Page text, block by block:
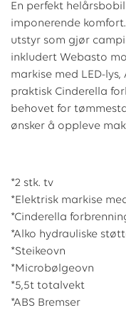
En perfekt
imponerende
utstyr som gjør
inkludert Webasto
markise med LED-
praktisk Cinderella
behovet for
ønsker å oppleve
*2 stk. tv
*Elektrisk markise
*Cinderella
*Alko hydrauliske
*Steikeovn
*Microbølgeovn
*5,5t totalvekt
*ABS Bremser